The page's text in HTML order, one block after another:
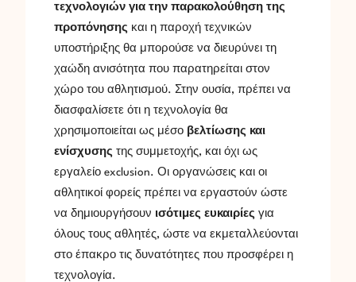
τεχνολογιών για την παρακολούθηση της
προπόνησης και η παροχή τεχνικών
υποστήριξης θα μπορούσε να διευρύνει τη
χαώδη ανισότητα που παρατηρείται στον
χώρο του αθλητισμού. Στην ουσία, πρέπει να
διασφαλίσετε ότι η τεχνολογία θα
χρησιμοποιείται ως μέσο βελτίωσης και
ενίσχυσης της συμμετοχής, και όχι ως
εργαλείο exclusion. Οι οργανώσεις και οι
αθλητικοί φορείς πρέπει να εργαστούν ώστε
να δημιουργήσουν ισότιμες ευκαιρίες για
όλους τους αθλητές, ώστε να εκμεταλλεύονται
στο έπακρο τις δυνατότητες που προσφέρει η
τεχνολογία.